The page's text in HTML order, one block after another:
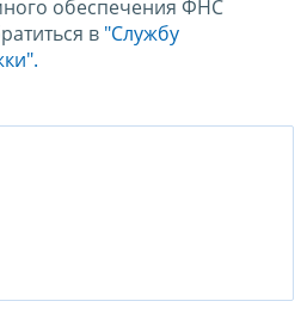
обеспечения ФНС
в "Службу